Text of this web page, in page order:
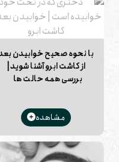
با نحوه صحیح خوابیدن
از کاشت ابرو آشنا شوید |
بررسی همه حالت ها
مشاهده